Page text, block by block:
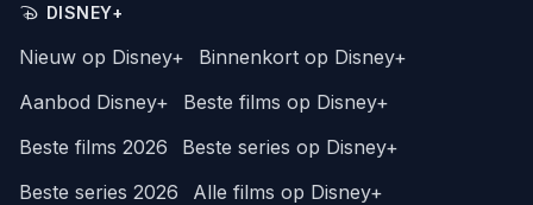
DISNEY+
Nieuw op Disney+
Binnenkort op Disney+
Aanbod Disney+
Beste films op Disney+
Beste films 2026
Beste series op Disney+
Beste series 2026
Alle films op Disney+